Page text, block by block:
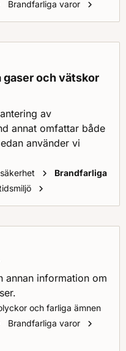
Brandfarliga varor
gaser och vätskor
av
annat omfattar både
använder vi
Brandfarliga
annan information om
och farliga ämnen
Brandfarliga varor